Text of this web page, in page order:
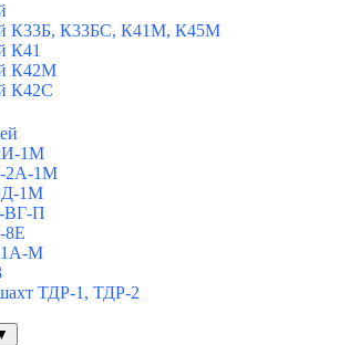
К33Б, К33БС, К41М, К45М
К41
К42М
К42С
1М
2А-1М
1М
ВГ-П
8Е
М
ТДР-1, ТДР-2